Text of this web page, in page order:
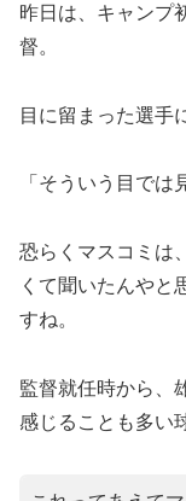
昨日は、キャンプ
督。
目に留まった選手
「そういう目では
恐らくマスコミは
くて聞いたんやと
すね。
監督就任時から、
感じることも多い